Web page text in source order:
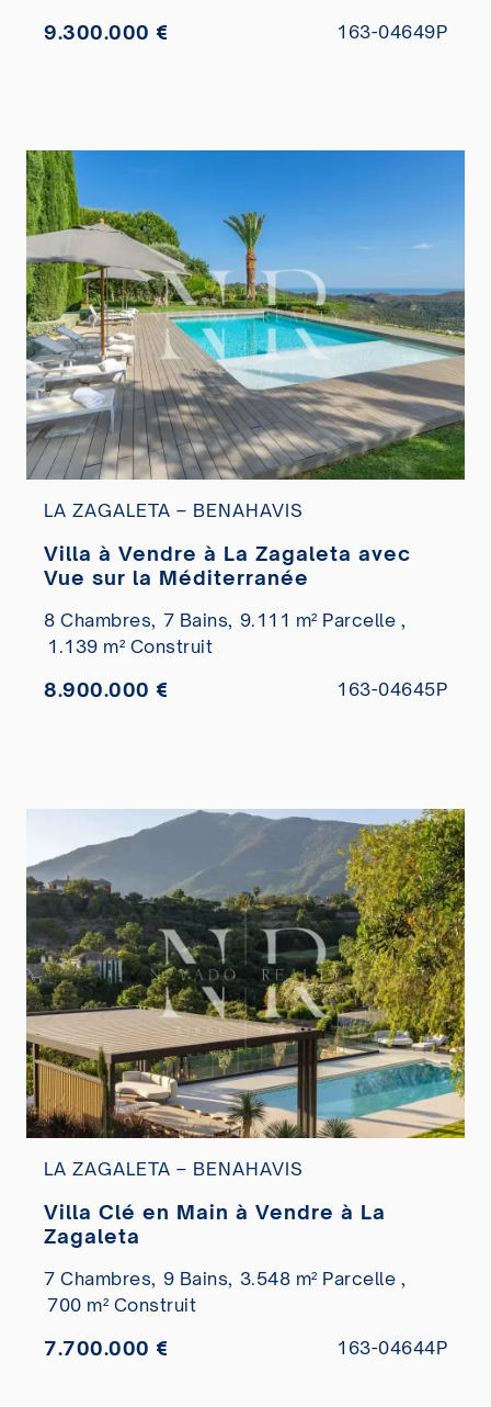
9.300.000 € 163-04649P
LA ZAGALETA – BENAHAVIS
Villa à Vendre à La Zagaleta avec
Vue sur la Méditerranée
8 Chambres, 7 Bains, 9.111 m² Parcelle ,
1.139 m² Construit
8.900.000 € 163-04645P
LA ZAGALETA – BENAHAVIS
Villa Clé en Main à Vendre à La
Zagaleta
7 Chambres, 9 Bains, 3.548 m² Parcelle ,
700 m² Construit
7.700.000 € 163-04644P